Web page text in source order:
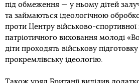
під обмеження — у ньому дітей
та займаються ідеологічною
проти Центру військово-спортивної
патріотичного виховання молоді
діти проходять військову
прокремлівську ідеологію.